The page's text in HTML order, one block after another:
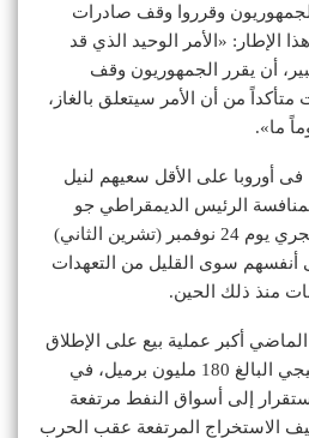
وقرروا وقف صادرات
الإطار: «الأمر الوحيد الذي قد
أن يقرر الجمهوريون وقف
من أن الأمر سيتعلق بالغاز،
ما».
فى أوروبا على الأقل سعيهم لنيل
الرئيس الديمقراطي جو
بايدن في الانتخابات التي تجري يوم 24 نوفمبر (تشرين الثاني)
أنفسهم سوى القليل من التعهدات
منذ ذلك الحين.
أكبر عملية بيع على الإطلاق
من مخزون النفط الاستراتيجي البالغ 180 مليون برميل، في
إلى أسواق النفط مرتفعة
الاستخراج المرتفعة عقب الحرب